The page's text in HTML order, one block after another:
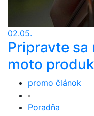
02.05.
Pripravte
moto
promo článok
Poradňa